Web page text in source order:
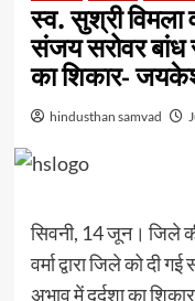
स्व. सुश्री विमला
संजय सरोवर बांध
का शिकार-
hindusthan samvad
सिवनी, 14 जून। जिले
वर्मा द्वारा जिले को दी
अभाव में दुर्दशा का